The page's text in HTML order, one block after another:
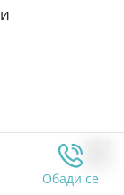
Обади се